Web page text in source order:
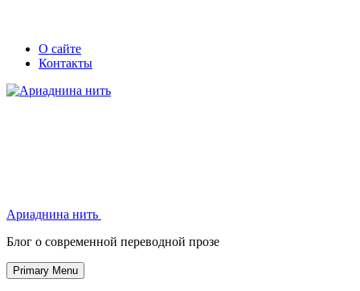
Skip
Secondary
left
navigation
Secondary
right
navigation
О сайте
Контакты
Ариаднина нить
Блог о современной переводной прозе
Primary Menu